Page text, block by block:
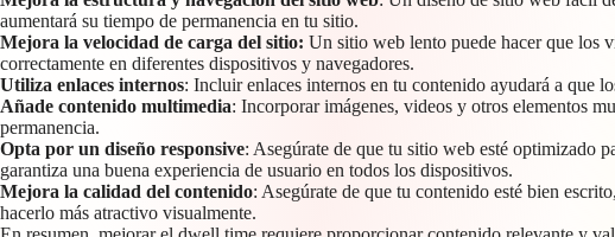
aumentará su tiempo de permanencia en tu sitio.
Mejora la velocidad de carga del sitio: Un sitio web lento puede hacer que los
correctamente en diferentes dispositivos y navegadores.
Utiliza enlaces internos: Incluir enlaces internos en tu contenido ayudará a que
Añade contenido multimedia: Incorporar imágenes, videos y otros elementos
permanencia.
Opta por un diseño responsive: Asegúrate de que tu sitio web esté optimizado
garantiza una buena experiencia de usuario en todos los dispositivos.
Mejora la calidad del contenido: Asegúrate de que tu contenido esté bien
hacerlo más atractivo visualmente.